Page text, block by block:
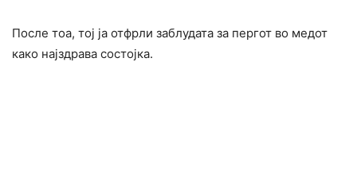
После тоа, тој ја отфрли заблудата за пергот во медот
како најздрава состојка.